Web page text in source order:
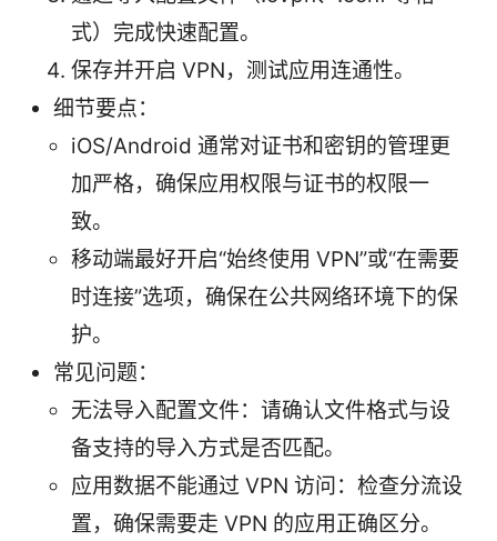
式）完成快速配置。
保存并开启 VPN，测试应用连通性。
细节要点：
iOS/Android 通常对证书和密钥的管理更
加严格，确保应用权限与证书的权限一
致。
移动端最好开启“始终使用 VPN”或“在需要
时连接”选项，确保在公共网络环境下的保
护。
常见问题：
无法导入配置文件：请确认文件格式与设
备支持的导入方式是否匹配。
应用数据不能通过 VPN 访问：检查分流设
置，确保需要走 VPN 的应用正确区分。